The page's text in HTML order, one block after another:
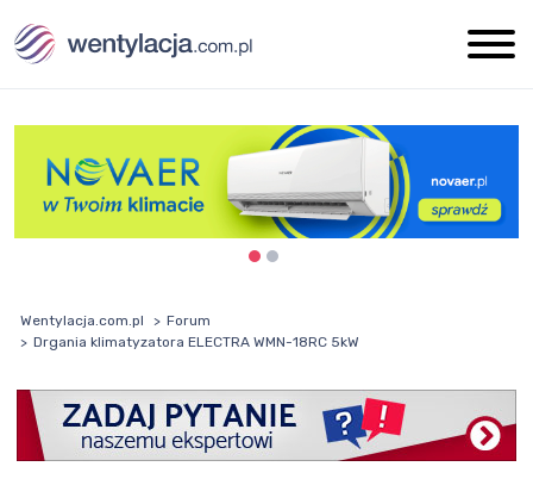
Wentylacja.com.pl
Forum
Drgania klimatyzatora ELECTRA WMN-18RC 5kW